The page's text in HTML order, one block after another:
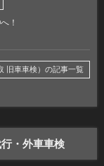
！
旧車車検）の記事一覧
・外車車検